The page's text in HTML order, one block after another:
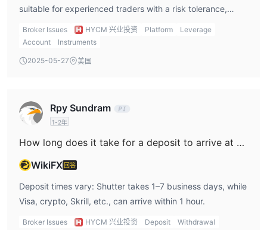
suitable for experienced traders with a risk tolerance,
which means that gains and losses are magnified by 1000
times.
Broker Issues HYCM 兴业投资 Platform
Leverage
Account
Instruments
2025-05-27 美国
Rpy Sundram
1-2年
How long does it take for a deposit to arrive at HYCM?
WikiFX 回答
Deposit times vary: Shutter takes 1–7 business days, while
Visa, crypto, Skrill, etc., can arrive within 1 hour.
Broker Issues HYCM 兴业投资 Deposit Withdrawal